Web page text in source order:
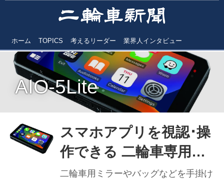
ホーム TOPICS 考えるリーダー 業界人インタビュー
AIO-5Lite
スマホアプリを視認･操
作できる 二輪車専用ス
マートライドモニター
二輪車用ミラーやバッグなどを手掛け